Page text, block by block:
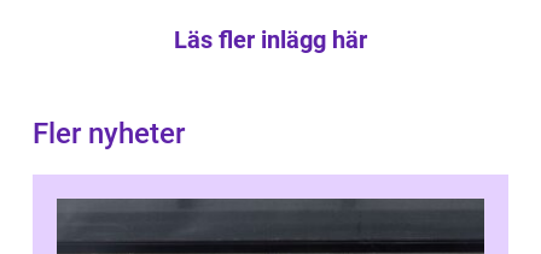
Läs fler inlägg här
Fler nyheter